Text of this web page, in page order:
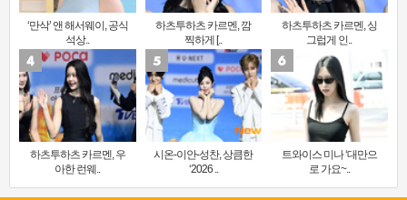
‘만삭’ 앤 해서웨이, 공식
석상..
하츠투하츠 카르멘, 깜
찍하게 [..
하츠투하츠 카르멘, 싱
그럽게 인..
하츠투하츠 카르멘, 우
아한 런웨..
시온-이안-성찬, 상큼한
‘2026 ..
트와이스 미나 ‘대만으
로 가요~..